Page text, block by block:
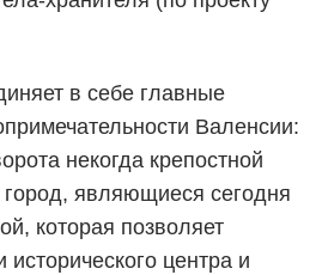
в себе главные
Валенсии:
некогда крепостной
являющиеся сегодня
которая позволяет
центра и